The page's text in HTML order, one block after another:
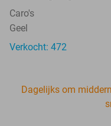
Caro's
Geel
Verkocht: 472
Dagelijks om